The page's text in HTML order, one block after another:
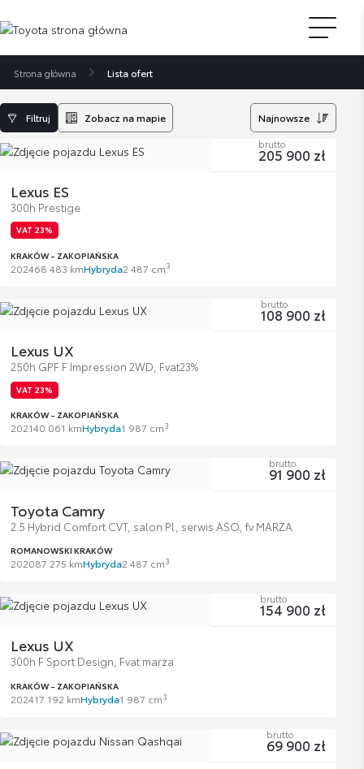
Strona główna Lista ofert
Filtruj Zobacz na mapie Najnowsze
Lexus ES
300h Prestige
VAT 23%
KRAKÓW - ZAKOPIAŃSKA
202468 483 kmHybryda2 487 cm3
brutto
205 900 zł
Lexus UX
250h GPF F Impression 2WD, Fvat23%
VAT 23%
KRAKÓW - ZAKOPIAŃSKA
202140 061 kmHybryda1 987 cm3
brutto
108 900 zł
Toyota Camry
2.5 Hybrid Comfort CVT, salon Pl, serwis ASO, fv MARŻA
ROMANOWSKI KRAKÓW
202087 275 kmHybryda2 487 cm3
brutto
91 900 zł
Lexus UX
300h F Sport Design, Fvat marża
KRAKÓW - ZAKOPIAŃSKA
202417 192 kmHybryda1 987 cm3
brutto
154 900 zł
brutto
69 900 zł